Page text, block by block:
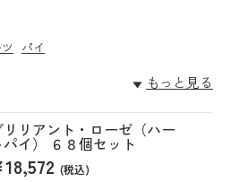
パイ
もっと見る
リリアント・ローゼ（ハー
パイ） ６８個セット
(税込)